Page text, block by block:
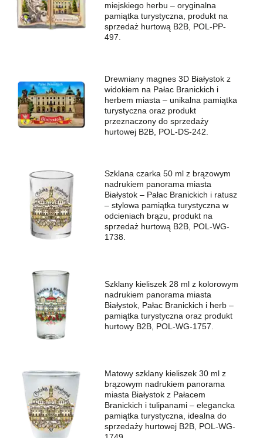
miejskiego herbu – oryginalna
pamiątka turystyczna, produkt na
sprzedaż hurtową B2B, POL-PP-
497.
Drewniany magnes 3D Białystok z
widokiem na Pałac Branickich i
herbem miasta – unikalna pamiątka
turystyczna oraz produkt
przeznaczony do sprzedaży
hurtowej B2B, POL-DS-242.
Szklana czarka 50 ml z brązowym
nadrukiem panorama miasta
Białystok – Pałac Branickich i ratusz
– stylowa pamiątka turystyczna w
odcieniach brązu, produkt na
sprzedaż hurtową B2B, POL-WG-
1738.
Szklany kieliszek 28 ml z kolorowym
nadrukiem panorama miasta
Białystok, Pałac Branickich i herb –
pamiątka turystyczna oraz produkt
hurtowy B2B, POL-WG-1757.
Matowy szklany kieliszek 30 ml z
brązowym nadrukiem panorama
miasta Białystok z Pałacem
Branickich i tulipanami – elegancka
pamiątka turystyczna, idealna do
sprzedaży hurtowej B2B, POL-WG-